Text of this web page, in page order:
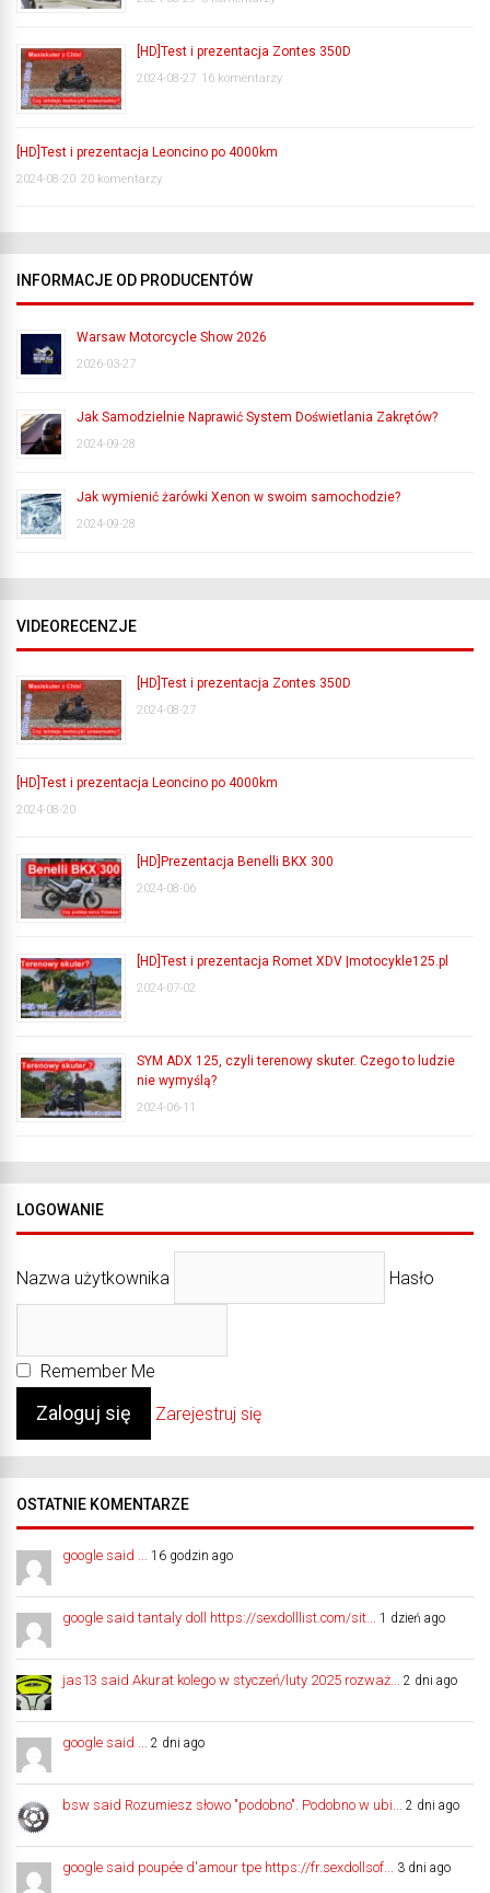
[HD]Test i prezentacja Zontes 350D
2024-08-27 16 komentarzy
[HD]Test i prezentacja Leoncino po 4000km
2024-08-20 20 komentarzy
INFORMACJE OD PRODUCENTÓW
Warsaw Motorcycle Show 2026
2026-03-27
Jak Samodzielnie Naprawić System Doświetlania Zakrętów?
2024-09-28
Jak wymienić żarówki Xenon w swoim samochodzie?
2024-09-28
VIDEORECENZJE
[HD]Test i prezentacja Zontes 350D
2024-08-27
[HD]Test i prezentacja Leoncino po 4000km
2024-08-20
[HD]Prezentacja Benelli BKX 300
2024-08-06
[HD]Test i prezentacja Romet XDV |motocykle125.pl
2024-07-02
SYM ADX 125, czyli terenowy skuter. Czego to ludzie
nie wymyślą?
2024-06-11
LOGOWANIE
Nazwa użytkownika Hasło
Remember Me
Zarejestruj się
OSTATNIE KOMENTARZE
google said ... 16 godzin ago
google said tantaly doll https://sexdolllist.com/sit... 1 dzień ago
jas13 said Akurat kolego w styczeń/luty 2025 rozważ... 2 dni ago
google said ... 2 dni ago
bsw said Rozumiesz słowo "podobno". Podobno w ubi... 2 dni ago
google said poupée d'amour tpe https://fr.sexdollsof... 3 dni ago